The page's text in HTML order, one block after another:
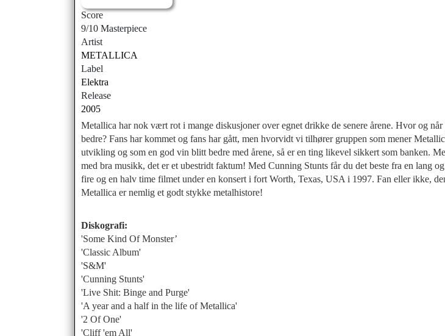
Score
9/10 Masterpiece
Artist
METALLICA
Label
Elektra
Release
2005
Metallica har nok vært rot i mange diskusjoner over egnet drikke de senere årene. Hvor og
bedre? Fans har kommet og fans har gått, men hvorvidt vi tilhører gruppen som mener
utvikling og som en god vin blitt bedre med årene, så er en ting likevel sikkert som banken.
med bra musikk, det er et ubestridt faktum! Med Cunning Stunts får du det beste fra en lang
fire og en halv time filmet under en konsert i fort Worth, Texas, USA i 1997. Fan eller ikke,
Metallica er nemlig et godt stykke metalhistore!
Diskografi:
'Some Kind Of Monster’
'Classic Album'
'S&M'
'Cunning Stunts'
'Live Shit: Binge and Purge'
'A year and a half in the life of Metallica'
'2 Of One'
'Cliff 'em All'